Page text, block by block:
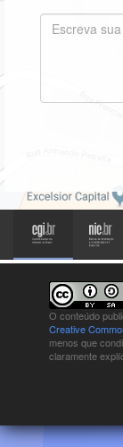
Escreva
sua
O conteúdo
Creative
menos que
claramente